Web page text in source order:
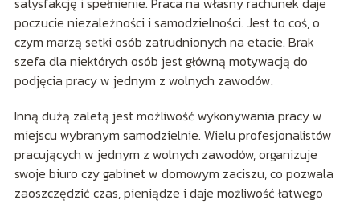
poczucie niezależności i samodzielności. Jest to coś, o
czym marzą setki osób zatrudnionych na etacie. Brak
szefa dla niektórych osób jest główną motywacją do
podjęcia pracy w jednym z wolnych zawodów.
Inną dużą zaletą jest możliwość wykonywania pracy w
miejscu wybranym samodzielnie. Wielu profesjonalistów
pracujących w jednym z wolnych zawodów, organizuje
swoje biuro czy gabinet w domowym zaciszu, co pozwala
zaoszczędzić czas, pieniądze i daje możliwość łatwego